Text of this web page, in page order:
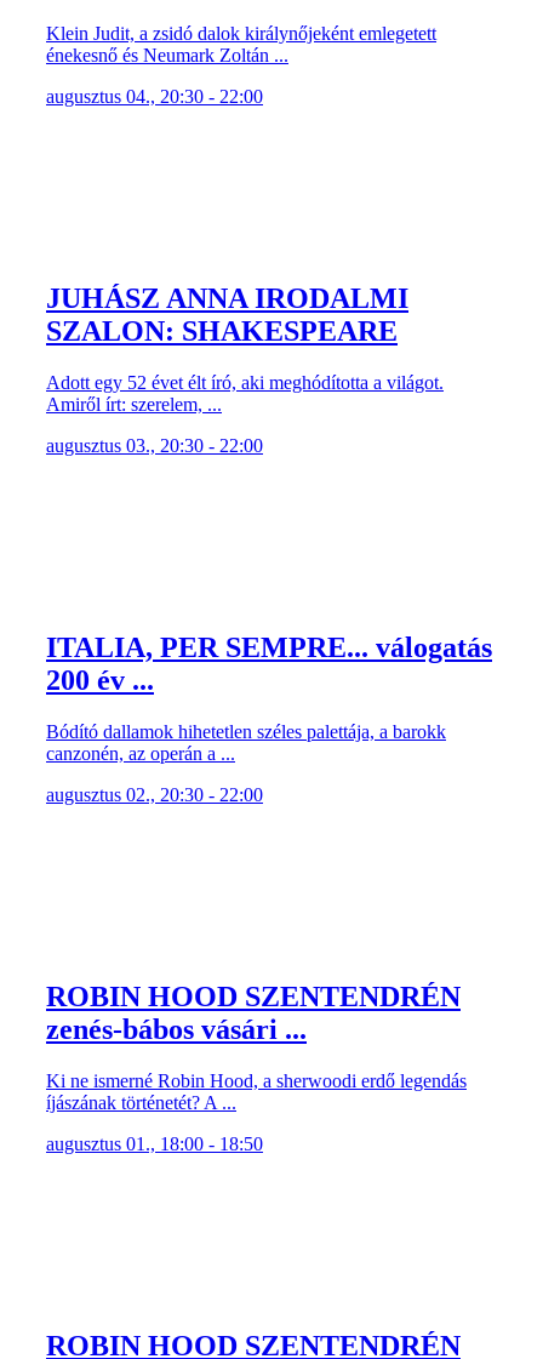
Klein Judit, a zsidó dalok királynőjeként emlegetett
énekesnő és Neumark Zoltán ...
augusztus 04., 20:30 - 22:00
JUHÁSZ ANNA IRODALMI
SZALON: SHAKESPEARE
Adott egy 52 évet élt író, aki meghódította a világot.
Amiről írt: szerelem, ...
augusztus 03., 20:30 - 22:00
ITALIA, PER SEMPRE... válogatás
200 év ...
Bódító dallamok hihetetlen széles palettája, a barokk
canzonén, az operán a ...
augusztus 02., 20:30 - 22:00
ROBIN HOOD SZENTENDRÉN
zenés-bábos vásári ...
Ki ne ismerné Robin Hood, a sherwoodi erdő legendás
íjászának történetét? A ...
augusztus 01., 18:00 - 18:50
ROBIN HOOD SZENTENDRÉN